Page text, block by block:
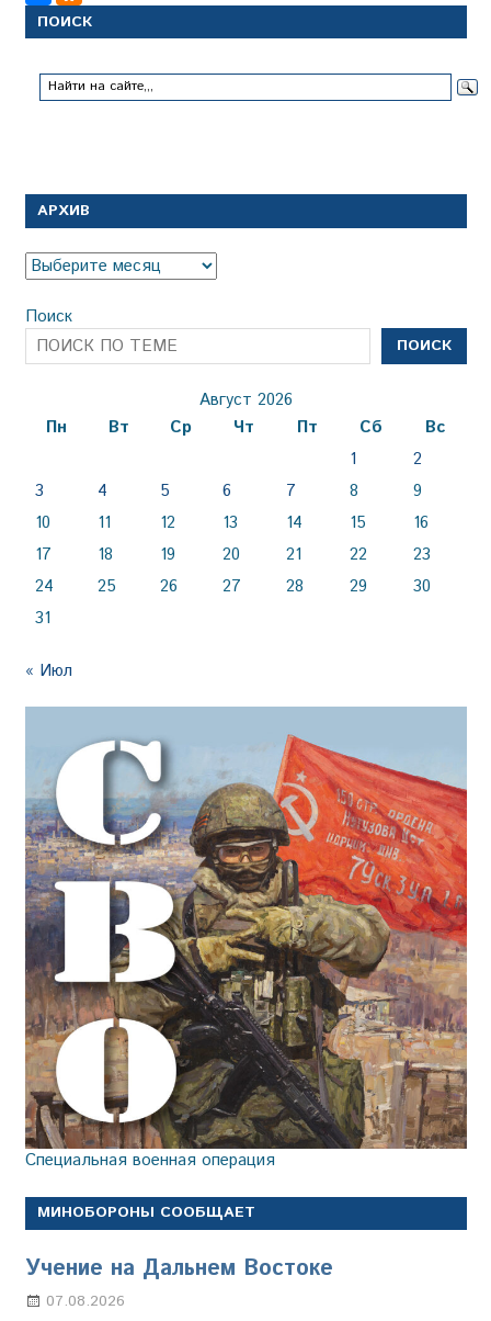
ПОИСК
АРХИВ
Архив
Поиск
ПОИСК
Август 2026
Пн
Вт Ср Чт Пт Сб
Вс
1
2
3
4 5 6 7 8
9
10
11 12 13 14 15
16
17
18 19 20 21 22
23
24
25 26 27 28 29
30
31
« Июл
Специальная военная операция
МИНОБОРОНЫ СООБЩАЕТ
Учение на Дальнем Востоке
07.08.2026